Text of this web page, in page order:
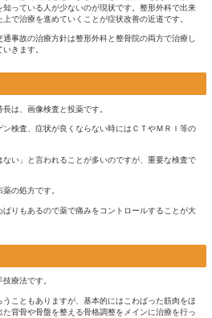
整形外科と整骨院に通院
町、大江町、朝日町、西川町)を中心
・整体院です。
の交通事故のムチウチ治療」について
す。